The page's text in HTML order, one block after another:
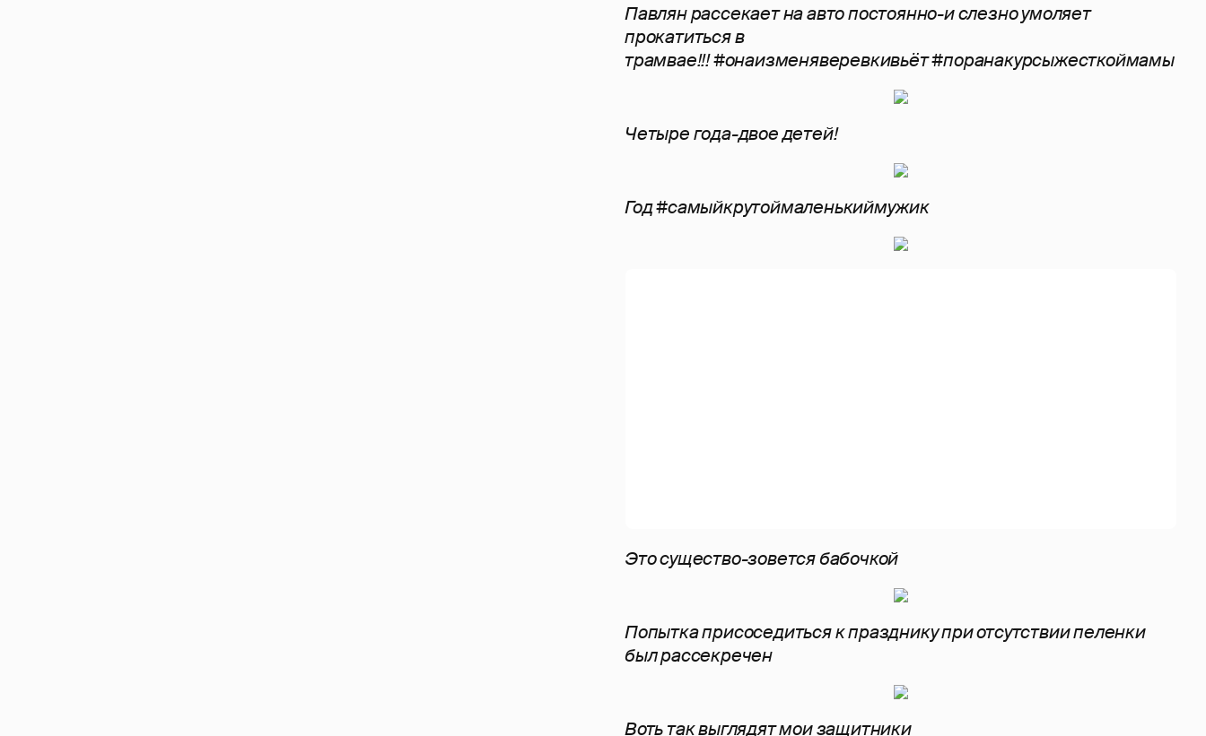
Павлян рассекает на авто постоянно-и слезно умоляет
прокатиться в
трамвае!!! #онаизменяверевкивьёт #поранакурсыжесткоймамы
Четыре года-двое детей!
Год #самыйкрутоймаленькиймужик
Это существо-зовется бабочкой
Попытка присоседиться к празднику при отсутствии пеленки
был рассекречен
Воть так выглядят мои защитники